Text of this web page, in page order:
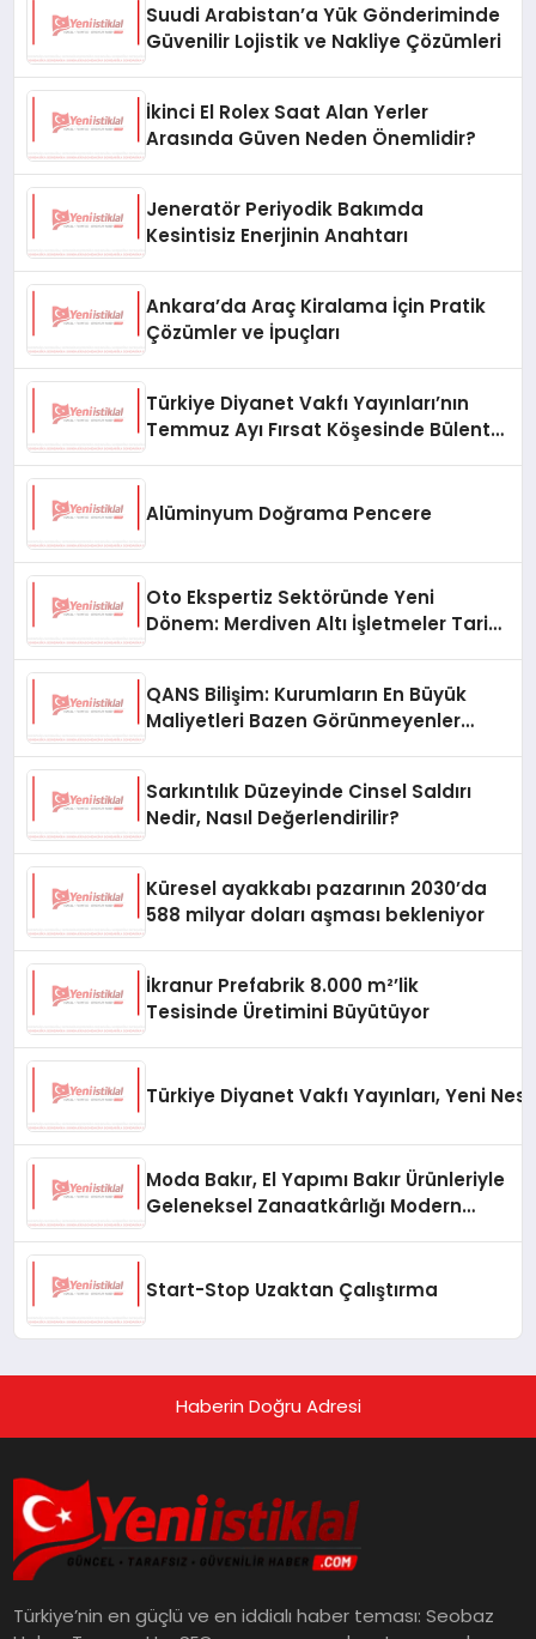
Suudi Arabistan’a Yük Gönderiminde
Güvenilir Lojistik ve Nakliye Çözümleri
İkinci El Rolex Saat Alan Yerler
Arasında Güven Neden Önemlidir?
Jeneratör Periyodik Bakımda
Kesintisiz Enerjinin Anahtarı
Ankara’da Araç Kiralama İçin Pratik
Çözümler ve İpuçları
Türkiye Diyanet Vakfı Yayınları’nın
Temmuz Ayı Fırsat Köşesinde Bülent
Alüminyum Doğrama Pencere
Oto Ekspertiz Sektöründe Yeni
Dönem: Merdiven Altı İşletmeler Tarih
QANS Bilişim: Kurumların En Büyük
Maliyetleri Bazen Görünmeyenler
Sarkıntılık Düzeyinde Cinsel Saldırı
Nedir, Nasıl Değerlendirilir?
Küresel ayakkabı pazarının 2030’da
588 milyar doları aşması bekleniyor
İkranur Prefabrik 8.000 m²’lik
Tesisinde Üretimini Büyütüyor
Türkiye Diyanet Vakfı Yayınları, Yeni
Moda Bakır, El Yapımı Bakır Ürünleriyle
Geleneksel Zanaatkârlığı Modern
Start-Stop Uzaktan Çalıştırma
Haberin Doğru Adresi
Türkiye’nin en güçlü ve en iddialı haber teması: Seobaz